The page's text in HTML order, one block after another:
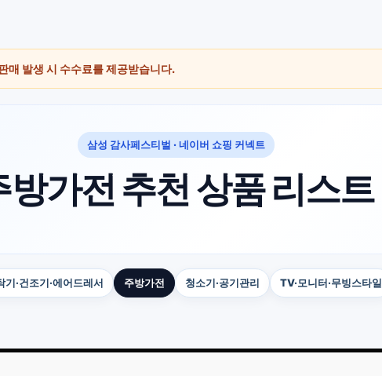
매 발생 시 수수료를 제공받습니다.
삼성 감사페스티벌 · 네이버 쇼핑 커넥트
방가전 추천 상품 리스트
기·건조기·에어드레서 주방가전 청소기·공기관리 TV·모니터·무빙스타일